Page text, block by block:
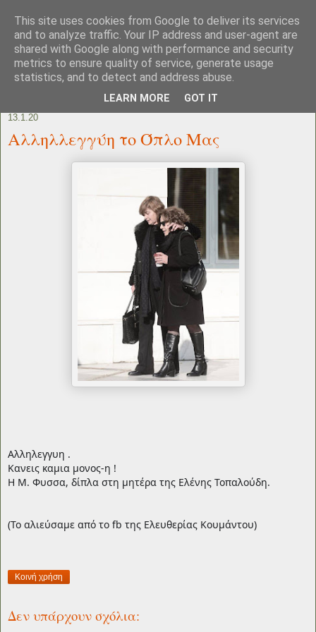
13.1.20
Αλληλλεγγύη το Όπλο Μας
Αλληλεγγυη .
Κανεις καμια μονος-η !
Η Μ. Φυσσα, δίπλα στη μητέρα της Ελένης Τοπαλούδη.
(Το αλιεύσαμε από το fb της Ελευθερίας Κουμάντου)
Κοινή χρήση
Δεν υπάρχουν σχόλια:
This site uses cookies from Google to deliver its services
and to analyze traffic. Your IP address and user-agent are
shared with Google along with performance and security
metrics to ensure quality of service, generate usage
statistics, and to detect and address abuse.
LEARN MORE GOT IT